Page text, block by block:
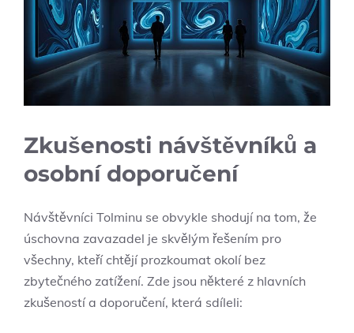
Zkušenosti návštěvníků a
osobní doporučení
Návštěvníci Tolminu se obvykle shodují na tom, že
úschovna zavazadel je skvělým řešením pro
všechny, kteří chtějí prozkoumat okolí bez
zbytečného zatížení. Zde jsou některé z hlavních
zkušeností a doporučení, která sdíleli: